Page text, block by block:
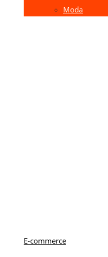
Moda
E-commerce